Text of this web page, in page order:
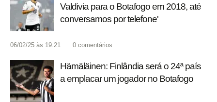
Valdivia para o Botafogo em 2018, até
conversamos por telefone'
06/02/25 às 19:21 0 comentários
Hämäläinen: Finlândia será o 24ª país
a emplacar um jogador no Botafogo